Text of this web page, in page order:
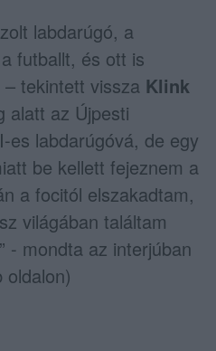
labdarúgó, a
futballt, és ott is
tekintett vissza Klink
alatt az Újpesti
es labdarúgóvá, de egy
be kellett fejeznem a
a focitól elszakadtam,
világában találtam
- mondta az interjúban
oldalon)